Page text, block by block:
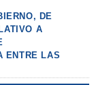
DE
A
ENTRE LAS